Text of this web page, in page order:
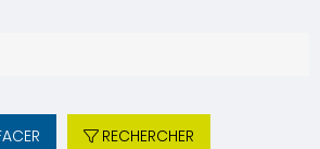
RECHERCHER